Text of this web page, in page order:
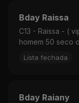
Bday Raissa
C13 - Raissa - (
homem 50 seco
Lista fechada
Bday Raiany